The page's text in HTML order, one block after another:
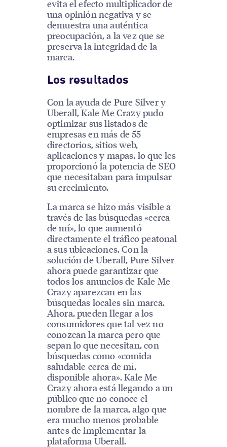
evita el efecto multiplicador de
una opinión negativa y se
demuestra una auténtica
preocupación, a la vez que se
preserva la integridad de la
marca.
Los resultados
Con la ayuda de Pure Silver y
Uberall, Kale Me Crazy pudo
optimizar sus listados de
empresas en más de 55
directorios, sitios web,
aplicaciones y mapas, lo que les
proporcionó la potencia de SEO
que necesitaban para impulsar
su crecimiento.
La marca se hizo más visible a
través de las búsquedas «cerca
de mí», lo que aumentó
directamente el tráfico peatonal
a sus ubicaciones. Con la
solución de Uberall, Pure Silver
ahora puede garantizar que
todos los anuncios de Kale Me
Crazy aparezcan en las
búsquedas locales sin marca.
Ahora, pueden llegar a los
consumidores que tal vez no
conozcan la marca pero que
sepan lo que necesitan, con
búsquedas como «comida
saludable cerca de mí,
disponible ahora». Kale Me
Crazy ahora está llegando a un
público que no conoce el
nombre de la marca, algo que
era mucho menos probable
antes de implementar la
plataforma Uberall.